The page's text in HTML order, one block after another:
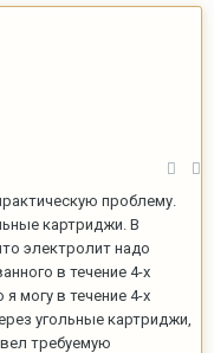
проблему.
картриджи. В
электролит надо
в течение 4-х
могу в течение 4-х
угольные картриджи,
требуемую